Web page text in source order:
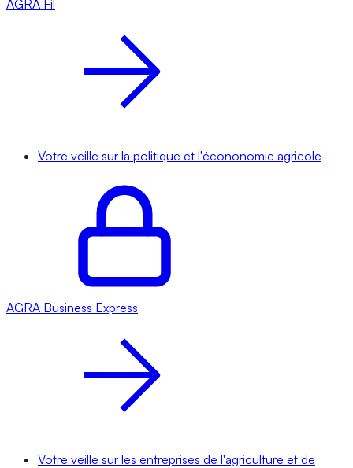
AGRA Fil
Votre veille sur la politique et l'écononomie agricole
AGRA Business Express
Votre veille sur les entreprises de l'agriculture et de